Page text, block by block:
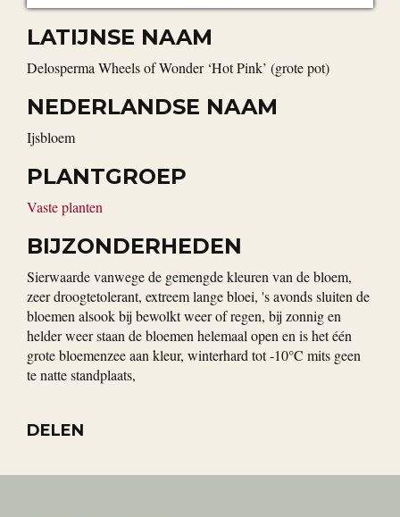
LATIJNSE NAAM
Delosperma Wheels of Wonder ‘Hot Pink’ (grote pot)
NEDERLANDSE NAAM
Ijsbloem
PLANTGROEP
Vaste planten
BIJZONDERHEDEN
Sierwaarde vanwege de gemengde kleuren van de bloem,
zeer droogtetolerant, extreem lange bloei, 's avonds sluiten de
bloemen alsook bij bewolkt weer of regen, bij zonnig en
helder weer staan de bloemen helemaal open en is het één
grote bloemenzee aan kleur, winterhard tot -10°C mits geen
te natte standplaats,
DELEN